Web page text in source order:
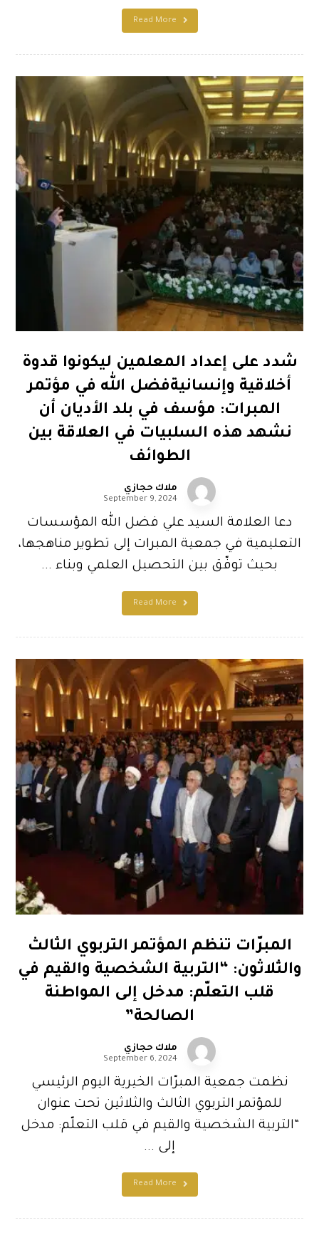
Read More
شدد على إعداد المعلمين ليكونوا قدوة
أخلاقية وإنسانيةفضل الله في مؤتمر
المبرات: مؤسف في بلد الأديان أن
نشهد هذه السلبيات في العلاقة بين
الطوائف
ملاك حجازي
September 9, 2024
دعا العلامة السيد علي فضل الله المؤسسات
التعليمية في جمعية المبرات إلى تطوير مناهجها،
بحيث توفّق بين التحصيل العلمي وبناء ...
Read More
المبرّات تنظم المؤتمر التربوي الثالث
والثلاثون: “التربية الشخصية والقيم في
قلب التعلّم: مدخل إلى المواطنة
الصالحة”
ملاك حجازي
September 6, 2024
نظمت جمعية المبرّات الخيرية اليوم الرئيسي
للمؤتمر التربوي الثالث والثلاثين تحت عنوان
“التربية الشخصية والقيم في قلب التعلّم: مدخل
إلى ...
Read More